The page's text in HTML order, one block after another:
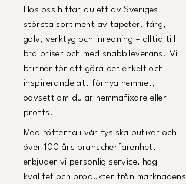
Hos oss hittar du ett av Sveriges
största sortiment av tapeter, färg,
golv, verktyg och inredning – alltid till
bra priser och med snabb leverans. Vi
brinner för att göra det enkelt och
inspirerande att förnya hemmet,
oavsett om du är hemmafixare eller
proffs.
Med rötterna i vår fysiska butiker och
över 100 års branscherfarenhet,
erbjuder vi personlig service, hög
kvalitet och produkter från marknadens